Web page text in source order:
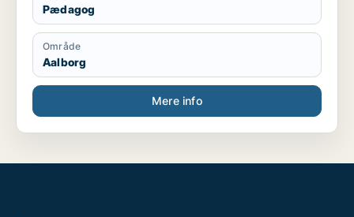
Pædagog
Område
Aalborg
Mere info